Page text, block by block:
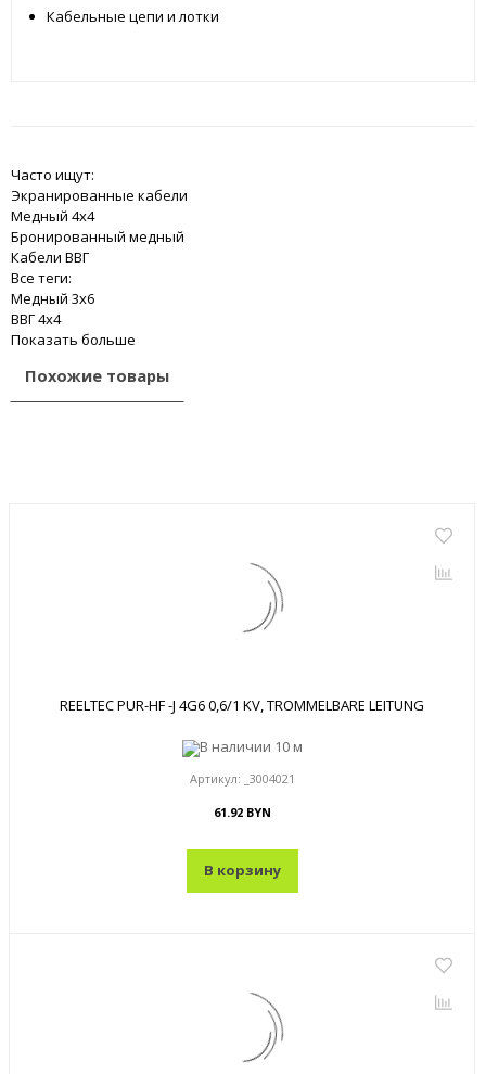
Кабельные цепи и лотки
Часто ищут:
Экранированные кабели
Медный 4x4
Бронированный медный
Кабели ВВГ
Все теги:
Медный 3x6
ВВГ 4x4
Показать больше
Похожие товары
REELTEC PUR-HF -J 4G6 0,6/1 KV, TROMMELBARE LEITUNG
В наличии 10 м
Артикул: _3004021
61.92 BYN
В корзину